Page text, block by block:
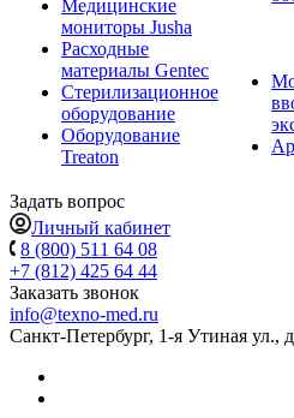
Медицинские
мониторы Jusha
Расходные
материалы Gentec
Стерилизационное
оборудование
Оборудование
Treaton
Задать вопрос
Личный кабинет
8 (800) 511 64 08
+7 (812) 425 64 44
Заказать звонок
info@texno-med.ru
Санкт-Петербург, 1-я Утиная ул.,